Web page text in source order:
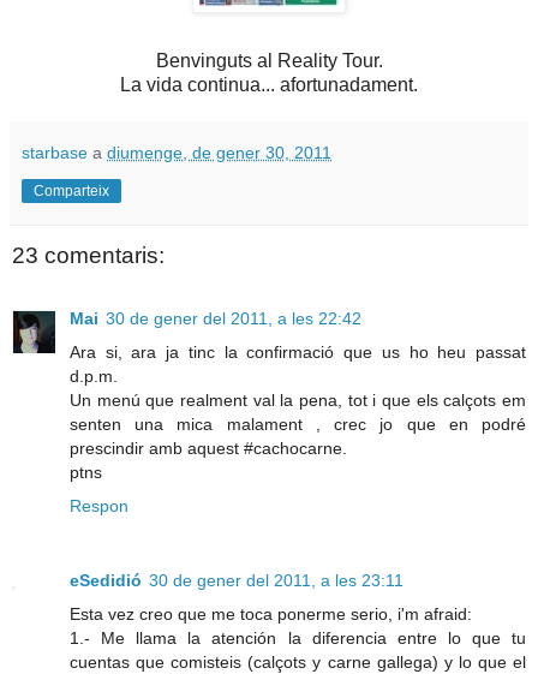
Benvinguts al Reality Tour.
La vida continua... afortunadament.
starbase a diumenge, de gener 30, 2011
Comparteix
23 comentaris:
Mai 30 de gener del 2011, a les 22:42
Ara si, ara ja tinc la confirmació que us ho heu passat
d.p.m.
Un menú que realment val la pena, tot i que els calçots em
senten una mica malament , crec jo que en podré
prescindir amb aquest #cachocarne.
ptns
Respon
eSedidió 30 de gener del 2011, a les 23:11
Esta vez creo que me toca ponerme serio, i'm afraid:
1.- Me llama la atención la diferencia entre lo que tu
cuentas que comisteis (calçots y carne gallega) y lo que el